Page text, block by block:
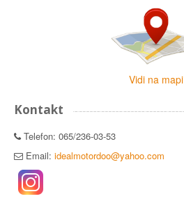
Vidi na mapi
Kontakt
Telefon: 065/236-03-53
Email: idealmotordoo@yahoo.com